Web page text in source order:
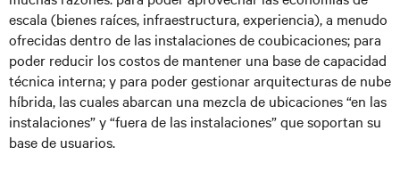
escala (bienes raíces, infraestructura, experiencia), a menudo
ofrecidas dentro de las instalaciones de coubicaciones; para
poder reducir los costos de mantener una base de capacidad
técnica interna; y para poder gestionar arquitecturas de nube
híbrida, las cuales abarcan una mezcla de ubicaciones “en las
instalaciones” y “fuera de las instalaciones” que soportan su
base de usuarios.